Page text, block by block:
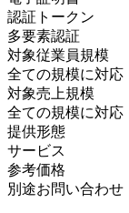
認証トークン
多要素認証
対象従業員規模
全ての規模に対応
対象売上規模
全ての規模に対応
提供形態
サービス
参考価格
別途お問い合わせ